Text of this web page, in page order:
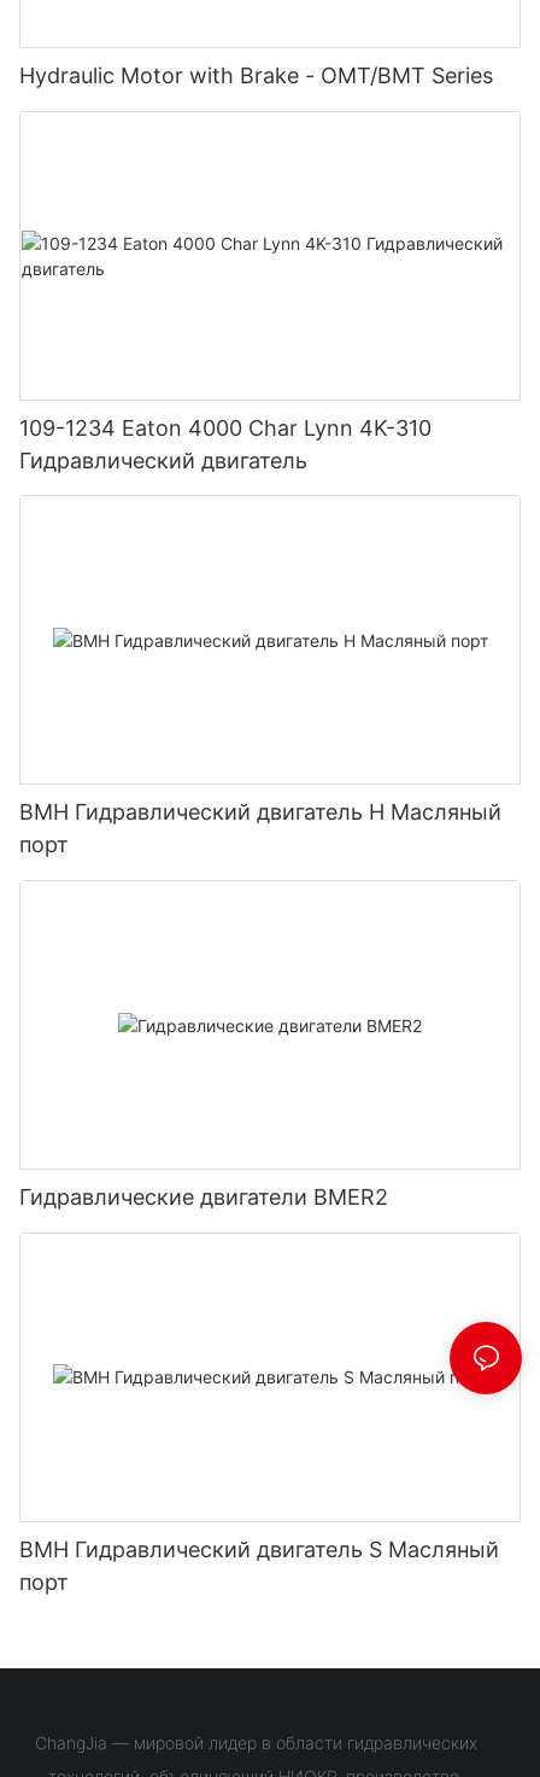
Hydraulic Motor with Brake - OMT/BMT Series
109-1234 Eaton 4000 Char Lynn 4K-310
Гидравлический двигатель
BMH Гидравлический двигатель H Масляный
порт
Гидравлические двигатели BMER2
BMH Гидравлический двигатель S Масляный
порт
ChangJia — мировой лидер в области гидравлических